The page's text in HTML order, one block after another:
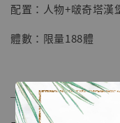
配置：人物+啵奇塔漢
體數：限量188體